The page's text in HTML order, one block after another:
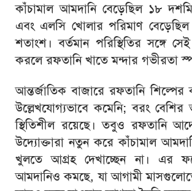
কাঁচামাল আমদানি বেড়েছিল ১৮
এবং এলসি খোলার পরিমাণ
শতাংশ। বর্তমান পরিস্থিতির সঙ্গে
করলে রফতানি খাতে মন্দার গভীরতা
আন্তর্জাতিক বাজারে রফতানি শিল্পের
উল্লেখযোগ্যভাবে কমেনি; বরং বেশির
স্থিতিশীল রয়েছে। তবুও রফতানি
উদ্যোক্তারা নতুন করে কাঁচামাল
খুলতে আগ্রহ দেখাচ্ছেন না। এর
আমদানিও কমছে, যা আগামী